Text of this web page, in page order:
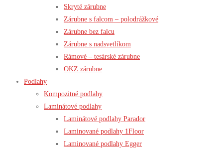
Skryté zárubne
Zárubne s falcom – polodrážkové
Zárubne bez falcu
Zárubne s nadsvetlíkom
Rámové – tesárské zárubne
OKZ zárubne
Podlahy
Kompozitné podlahy
Laminátové podlahy
Laminátové podlahy Parador
Laminované podlahy 1Floor
Laminované podlahy Egger